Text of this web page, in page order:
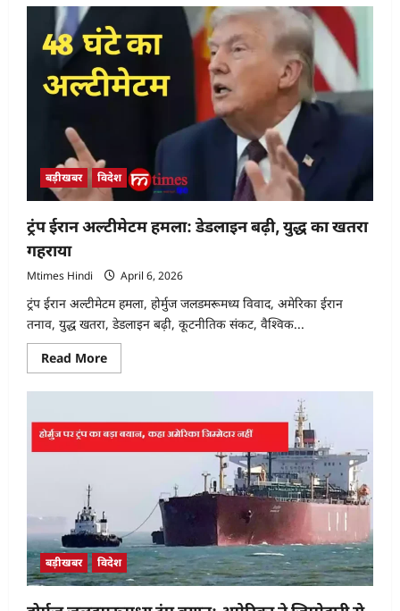
चीन
AI
और
चिप
एक्सपोर्ट
पर
कस
सकता
इंडस्ट्री
पर
पड़
है
बड़ा
बड़ीखबर विदेश
ट्रंप ईरान अल्टीमेटम हमला: डेडलाइन बढ़ी, युद्ध का खतरा
गहराया
Mtimes Hindi April 6, 2026
ट्रंप ईरान अल्टीमेटम हमला, होर्मुज जलडमरूमध्य विवाद, अमेरिका ईरान
तनाव, युद्ध खतरा, डेडलाइन बढ़ी, कूटनीतिक संकट, वैश्विक...
Read MoreRead
more
ट्रंप
अल्टीमेटम
हमला:
डेडलाइन
बढ़ी,
बड़ीखबर विदेश